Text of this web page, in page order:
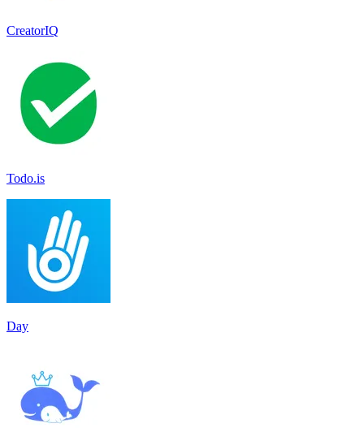
CreatorIQ
Todo.is
Day